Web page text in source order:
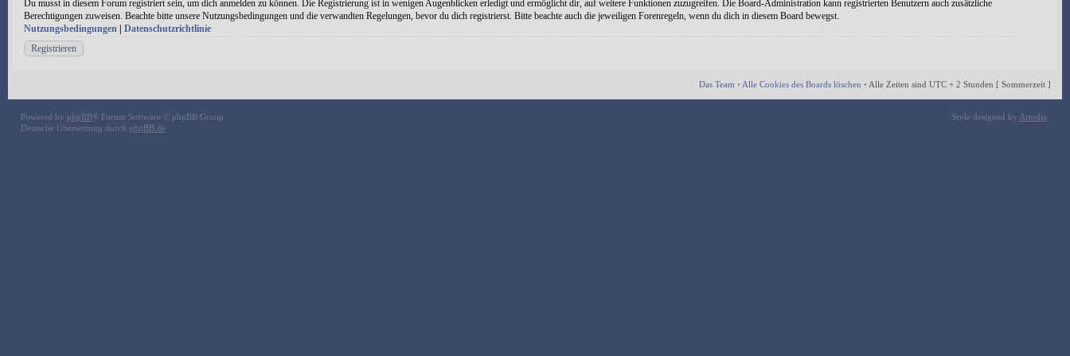
Du musst in diesem Forum registriert sein, um dich anmelden zu können. Die Registrierung ist in wenigen Augenblicken erledigt und ermöglicht dir, auf weitere Funktionen zuzugreifen. Die Board-Administration kann registrierten Benutzern auch zusätzliche
Berechtigungen zuweisen. Beachte bitte unsere Nutzungsbedingungen und die verwandten Regelungen, bevor du dich registrierst. Bitte beachte auch die jeweiligen Forenregeln, wenn du dich in diesem Board bewegst.
Nutzungsbedingungen
Datenschutzrichtlinie
Registrieren
Das Team • Alle Cookies des Boards löschen • Alle Zeiten sind UTC + 2 Stunden [ Sommerzeit ]
Powered by phpBB® Forum Software © phpBB Group
Deutsche Übersetzung durch phpBB.de
Style designed by Artodia